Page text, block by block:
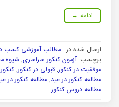
ادامه →
ارسال شده در : مطالب آموزشی کسب
برچسب:آزمون کنکور سراسری, شیوه
موفقیت در کنکور, قبولی در کنکور, کنکور
مطالعه کنکور در عید, مطالعه کنکور در
مطالعه دروس کنکور